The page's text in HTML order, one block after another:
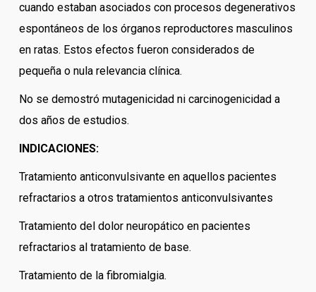
cuando estaban asociados con procesos degenerativos
espontáneos de los órganos reproductores masculinos
en ratas. Estos efectos fueron considerados de
pequeña o nula relevancia clínica.
No se demostró mutagenicidad ni carcinogenicidad a
dos años de estudios.
INDICACIONES:
Tratamiento anticonvulsivante en aquellos pacientes
refractarios a otros tratamientos anticonvulsivantes
Tratamiento del dolor neuropático en pacientes
refractarios al tratamiento de base.
Tratamiento de la fibromialgia.